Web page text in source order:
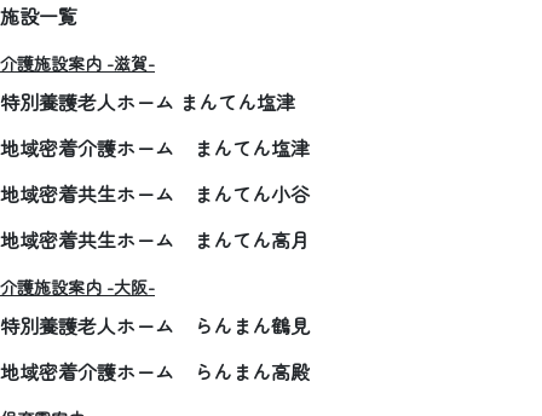
施設一覧
介護施設案内 -滋賀-
特別養護老人ホーム まんてん塩津
地域密着介護ホーム まんてん塩津
地域密着共生ホーム まんてん小谷
地域密着共生ホーム まんてん高月
介護施設案内 -大阪-
特別養護老人ホーム らんまん鶴見
地域密着介護ホーム らんまん高殿